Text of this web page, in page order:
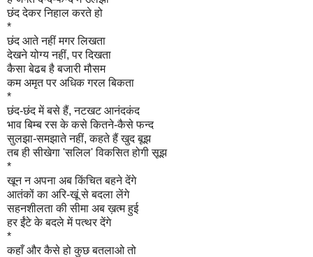
छंद देकर निहाल करते हो
*
छंद आते नहीं मगर लिखता
देखने योग्य नहीं, पर दिखता
कैसा बेढब है बजारी मौसम
कम अमृत पर अधिक गरल बिकता
*
छंद-छंद में बसे हैं, नटखट आनंदकंद
भाव बिम्ब रस के कसे कितने-कैसे फन्द
सुलझा-समझाते नहीं, कहते हैं खुद बूझ
तब ही सीखेगा 'सलिल' विकसित होगी सूझ
*
खून न अपना अब किंचित बहने देंगे
आतंकों का अरि-खूं से बदला लेंगे
सहनशीलता की सीमा अब ख़त्म हुई
हर ईंटे के बदले में पत्थर देंगे
*
कहाँ और कैसे हो कुछ बतलाओ तो